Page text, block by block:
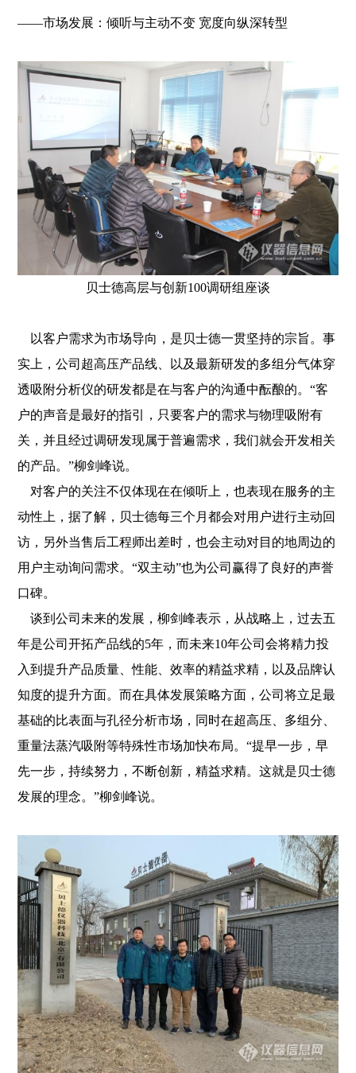
——市场发展：倾听与主动不变 宽度向纵深转型
贝士德高层与创新100调研组座谈
以客户需求为市场导向，是贝士德一贯坚持的宗旨。事
实上，公司超高压产品线、以及最新研发的多组分气体穿
透吸附分析仪的研发都是在与客户的沟通中酝酿的。“客
户的声音是最好的指引，只要客户的需求与物理吸附有
关，并且经过调研发现属于普遍需求，我们就会开发相关
的产品。”柳剑峰说。
对客户的关注不仅体现在在倾听上，也表现在服务的主
动性上，据了解，贝士德每三个月都会对用户进行主动回
访，另外当售后工程师出差时，也会主动对目的地周边的
用户主动询问需求。“双主动”也为公司赢得了良好的声誉
口碑。
谈到公司未来的发展，柳剑峰表示，从战略上，过去五
年是公司开拓产品线的5年，而未来10年公司会将精力投
入到提升产品质量、性能、效率的精益求精，以及品牌认
知度的提升方面。而在具体发展策略方面，公司将立足最
基础的比表面与孔径分析市场，同时在超高压、多组分、
重量法蒸汽吸附等特殊性市场加快布局。“提早一步，早
先一步，持续努力，不断创新，精益求精。这就是贝士德
发展的理念。”柳剑峰说。